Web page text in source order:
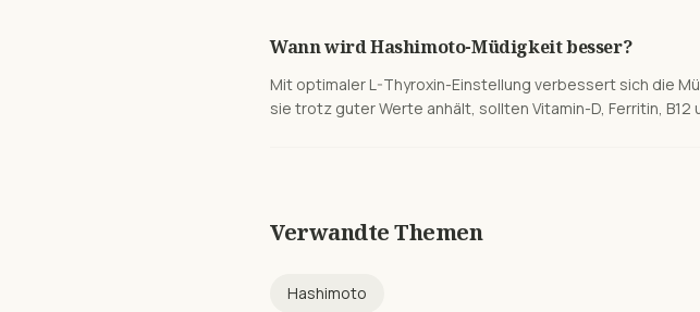
Wann wird Hashimoto-Müdigkeit besser?
Mit optimaler L-Thyroxin-Einstellung verbessert sich die
sie trotz guter Werte anhält, sollten Vitamin-D, Ferritin,
Verwandte Themen
Hashimoto